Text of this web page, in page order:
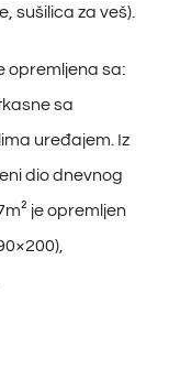
sušilica za veš).
opremljena sa:
sa
uređajem. Iz
dio dnevnog
je opremljen